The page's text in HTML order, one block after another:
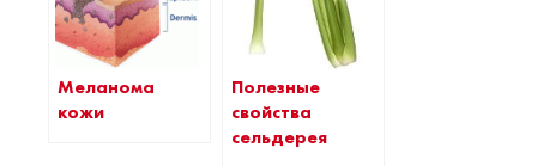
Меланома
кожи
Полезные
свойства
сельдерея